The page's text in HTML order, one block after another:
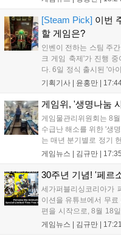
'마블 투혼: 파이팅 소
리'도 스팀에 정식 출시되
[Steam Pick] 이번
할 게임은?
인벤이 전하는 스팀 주
크 게임 축제'가 진행 중
다. 6일 정식 출시된 '아
세어 코브'가 호평받고
다. 유비소프트의 '고스
데이트 '라스트 라이츠'
기획기사 | 윤홍만
게임위, '생명나눔
게임물관리위원회는 8
수급난 해소를 위한 '생
는 매년 분기별로 정기
고 있으며, 이번 행사에
따뜻한 실천에 참여한
확산에 앞장섰습니다....
게임뉴스 | 김규만 17:35
30주년 기념! '페르
세가퍼블리싱코리아가
이션을 유튜브에서 무
편을 시작으로, 8월 18
월 15일부터 10월 14일
게임뉴스 | 김규만 17:21